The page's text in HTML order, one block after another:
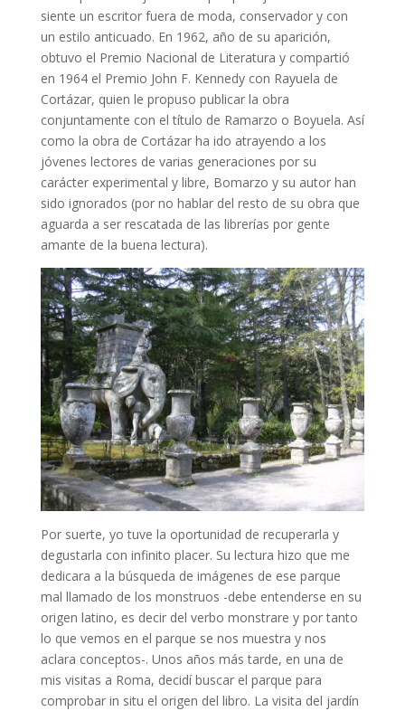
siente un escritor fuera de moda, conservador y con
un estilo anticuado. En 1962, año de su aparición,
obtuvo el Premio Nacional de Literatura y compartió
en 1964 el Premio John F. Kennedy con Rayuela de
Cortázar, quien le propuso publicar la obra
conjuntamente con el título de Ramarzo o Boyuela. Así
como la obra de Cortázar ha ido atrayendo a los
jóvenes lectores de varias generaciones por su
carácter experimental y libre, Bomarzo y su autor han
sido ignorados (por no hablar del resto de su obra que
aguarda a ser rescatada de las librerías por gente
amante de la buena lectura).
Por suerte, yo tuve la oportunidad de recuperarla y
degustarla con infinito placer. Su lectura hizo que me
dedicara a la búsqueda de imágenes de ese parque
mal llamado de los monstruos -debe entenderse en su
origen latino, es decir del verbo monstrare y por tanto
lo que vemos en el parque se nos muestra y nos
aclara conceptos-. Unos años más tarde, en una de
mis visitas a Roma, decidí buscar el parque para
comprobar in situ el origen del libro. La visita del jardín